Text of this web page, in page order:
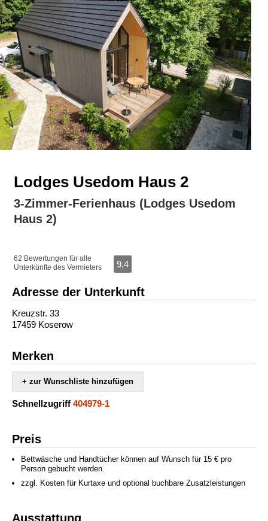
Lodges Usedom Haus 2
3-Zimmer-Ferienhaus (Lodges Usedom
Haus 2)
62 Bewertungen für alle
Unterkünfte des Vermieters
9,4
Adresse der Unterkunft
Kreuzstr. 33
17459 Koserow
Merken
+ zur Wunschliste hinzufügen
Schnellzugriff 404979-1
Preis
Bettwäsche und Handtücher können auf Wunsch für 15 € pro
Person gebucht werden.
zzgl. Kosten für Kurtaxe und optional buchbare Zusatzleistungen
Ausstattung